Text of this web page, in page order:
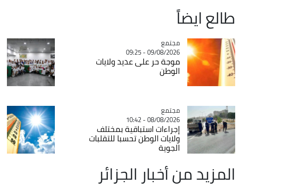
طالع ايضاً
Catégorie
مجتمع
09/08/2026 - 09:25
موجة حر على عديد ولايات
الوطن
Catégorie
مجتمع
08/08/2026 - 10:42
إجراءات استباقية بمختلف
ولايات الوطن تحسبا للتقلبات
الجوية
المزيد من أخبار الجزائر